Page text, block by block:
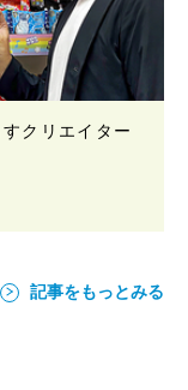
クリエイター
記事をもっとみる